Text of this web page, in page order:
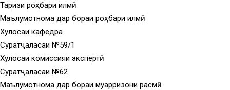
Тақризи роҳбари илмӣ
Маълумотнома дар бораи роҳбари илмӣ
Хулосаи кафедра
Суратҷаласаи №59/1
Хулосаи комиссияи экспертӣ
Суратҷаласаи №62
Маълумотнома дар бораи муқарризони расмӣ